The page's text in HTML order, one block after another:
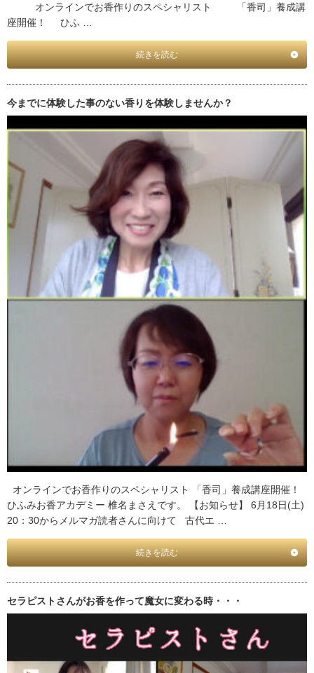
オンラインでお香作りのスペシャリスト 「香司」養成講
座開催！ ひふ …
続きを読む
今までに体験した事のない香りを体験しませんか？
オンラインでお香作りのスペシャリスト 「香司」養成講座開催！
ひふみお香アカデミー 椎名まさえです。 【お知らせ】 6月18日(土)
20：30からメルマガ読者さんに向けて 古代エ …
続きを読む
セラピストさんがお香を作って魔女に変わる時・・・